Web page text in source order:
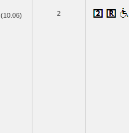
(10.06) 2